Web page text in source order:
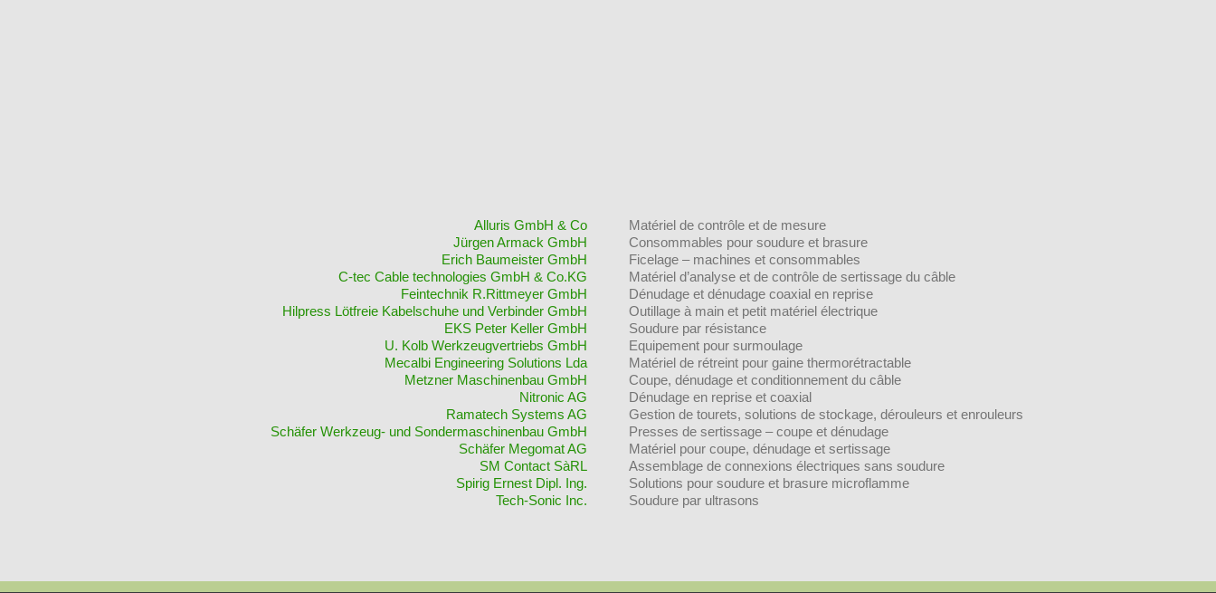
Alluris GmbH & Co
Jürgen Armack GmbH
Erich Baumeister GmbH
C-tec Cable technologies GmbH & Co.KG
Feintechnik R.Rittmeyer GmbH
Hilpress Lötfreie Kabelschuhe und Verbinder GmbH
EKS Peter Keller GmbH
U. Kolb Werkzeugvertriebs GmbH
Mecalbi Engineering Solutions Lda
Metzner Maschinenbau GmbH
Ni­tro­nic AG
Ramatech Systems AG
Schäfer Werkzeug- und Sondermaschinenbau GmbH
Schäfer Megomat AG
SM Contact SàRL
Spirig Ernest Dipl. Ing.
Tech-Sonic Inc.
Matériel de contrôle et de mesure
Consommables pour soudure et brasure
Ficelage – machines et consommables
Matériel d’analyse et de contrôle de sertissage du câble
Dénudage et dénudage coaxial en reprise
Outillage à main et petit matériel électrique
Soudure par résistance
Equipement pour surmoulage
Matériel de rétreint pour gaine thermorétractable
Coupe, dénudage et conditionnement du câble
Dénudage en reprise et coaxial
Gestion de tourets, solutions de stockage, dérouleurs et enrouleurs
Presses de sertissage – coupe et dénudage
Matériel pour coupe, dénudage et sertissage
Assemblage de connexions électriques sans soudure
Solutions pour soudure et brasure microflamme
Soudure par ultrasons